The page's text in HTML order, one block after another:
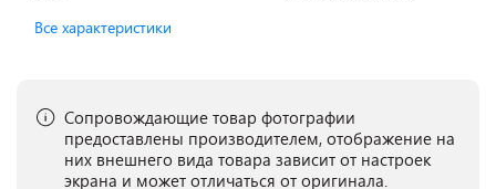
Все характеристики
Сопровождающие товар фотографии
предоставлены производителем, отображение на
них внешнего вида товара зависит от настроек
экрана и может отличаться от оригинала.